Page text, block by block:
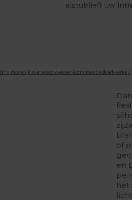
alstublieft uw
mogelijk niet exact overeenkomt met de
of
en
het